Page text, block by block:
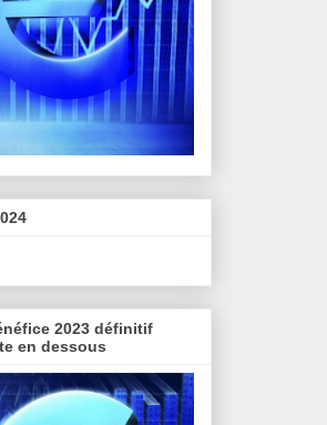
2023 définitif
en dessous